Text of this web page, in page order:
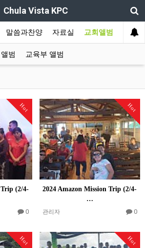
Chula Vista KPC
말씀과찬양 자료실 교회앨범
범 교육부 앨범
Hot
Trip (2/4-
0
Hot
2024 Amazon Mission Trip (2/4-
…
관리자 0
Hot Hot